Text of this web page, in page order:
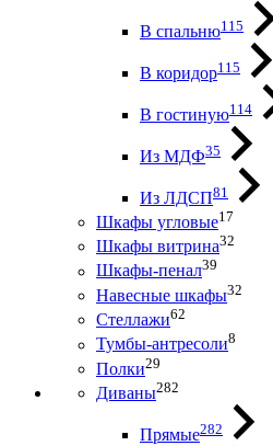
В спальню115
В коридор115
В гостиную114
Из МДФ35
Из ЛДСП81
Шкафы угловые17
Шкафы витрина32
Шкафы-пенал39
Навесные шкафы32
Стеллажи62
Тумбы-антресоли8
Полки29
Диваны282
Прямые282